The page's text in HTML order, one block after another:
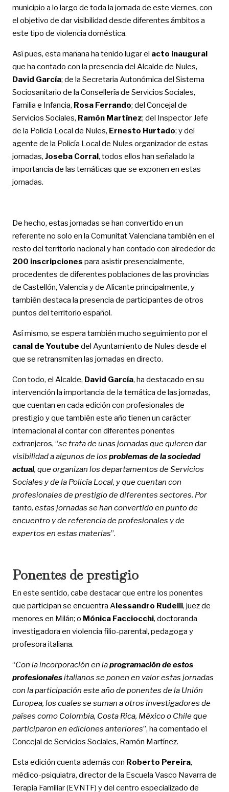
municipio a lo largo de toda la jornada de este viernes, con
el objetivo de dar visibilidad desde diferentes ámbitos a
este tipo de violencia doméstica.
Así pues, esta mañana ha tenido lugar el acto inaugural
que ha contado con la presencia del Alcalde de Nules,
David García; de la Secretaria Autonómica del Sistema
Sociosanitario de la Consellería de Servicios Sociales,
Familia e Infancia, Rosa Ferrando; del Concejal de
Servicios Sociales, Ramón Martínez; del Inspector Jefe
de la Policía Local de Nules, Ernesto Hurtado; y del
agente de la Policía Local de Nules organizador de estas
jornadas, Joseba Corral, todos ellos han señalado la
importancia de las temáticas que se exponen en estas
jornadas.
De hecho, estas jornadas se han convertido en un
referente no solo en la Comunitat Valenciana también en el
resto del territorio nacional y han contado con alrededor de
200 inscripciones para asistir presencialmente,
procedentes de diferentes poblaciones de las provincias
de Castellón, Valencia y de Alicante principalmente, y
también destaca la presencia de participantes de otros
puntos del territorio español.
Así mismo, se espera también mucho seguimiento por el
canal de Youtube del Ayuntamiento de Nules desde el
que se retransmiten las jornadas en directo.
Con todo, el Alcalde, David García, ha destacado en su
intervención la importancia de la temática de las jornadas,
que cuentan en cada edición con profesionales de
prestigio y que también este año tienen un carácter
internacional al contar con diferentes ponentes
extranjeros, “se trata de unas jornadas que quieren dar
visibilidad a algunos de los problemas de la sociedad
actual, que organizan los departamentos de Servicios
Sociales y de la Policía Local, y que cuentan con
profesionales de prestigio de diferentes sectores. Por
tanto, estas jornadas se han convertido en punto de
encuentro y de referencia de profesionales y de
expertos en estas materias”.
Ponentes de prestigio
En este sentido, cabe destacar que entre los ponentes
que participan se encuentra Alessandro Rudelli, juez de
menores en Milán; o Mónica Facciocchi, doctoranda
investigadora en violencia filio-parental, pedagoga y
profesora italiana.
“Con la incorporación en laprogramación de estos
profesionalesitalianos se ponen en valor estas jornadas
con la participación este año de ponentes de la Unión
Europea, los cuales se suman a otros investigadores de
países como Colombia, Costa Rica, México o Chile que
participaron en ediciones anteriores”, ha comentado el
Concejal de Servicios Sociales, Ramón Martínez.
Esta edición cuenta además con Roberto Pereira,
médico-psiquiatra, director de la Escuela Vasco Navarra de
Terapia Familiar (EVNTF) y del centro especializado de